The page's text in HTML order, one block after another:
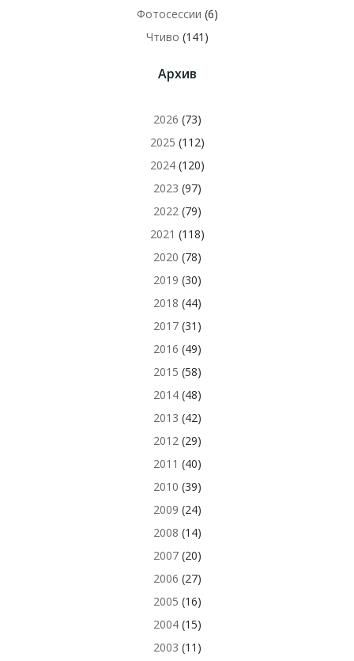
Фотосессии (6)
Чтиво (141)
Архив
2026 (73)
2025 (112)
2024(120)
2023 (97)
2022 (79)
2021 (118)
2020 (78)
2019 (30)
2018 (44)
2017(31)
2016 (49)
2015 (58)
2014(48)
2013 (42)
2012 (29)
2011 (40)
2010 (39)
2009 (24)
2008 (14)
2007(20)
2006 (27)
2005 (16)
2004(15)
2003 (11)